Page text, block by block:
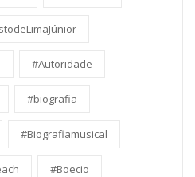
#Autoridade
#biografia
#Biografiamusical
#Boecio